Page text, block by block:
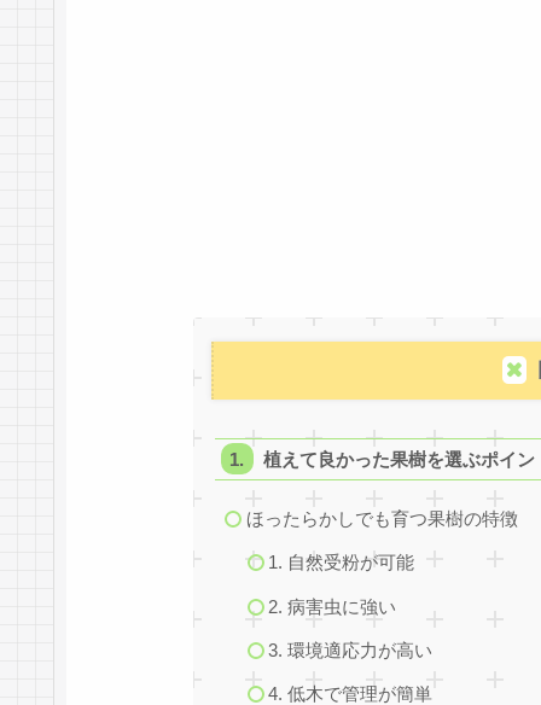
植えて良かった果樹を選ぶポイン
ほったらかしでも育つ果樹の特徴
1. 自然受粉が可能
2. 病害虫に強い
3. 環境適応力が高い
4. 低木で管理が簡単